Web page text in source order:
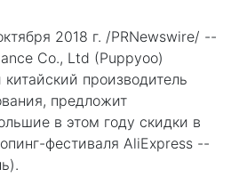
2018 г. /PRNewswire/ --
Co., Ltd (Puppyoo)
производитель
предложит
в этом году скидки в
фестиваля AliExpress --